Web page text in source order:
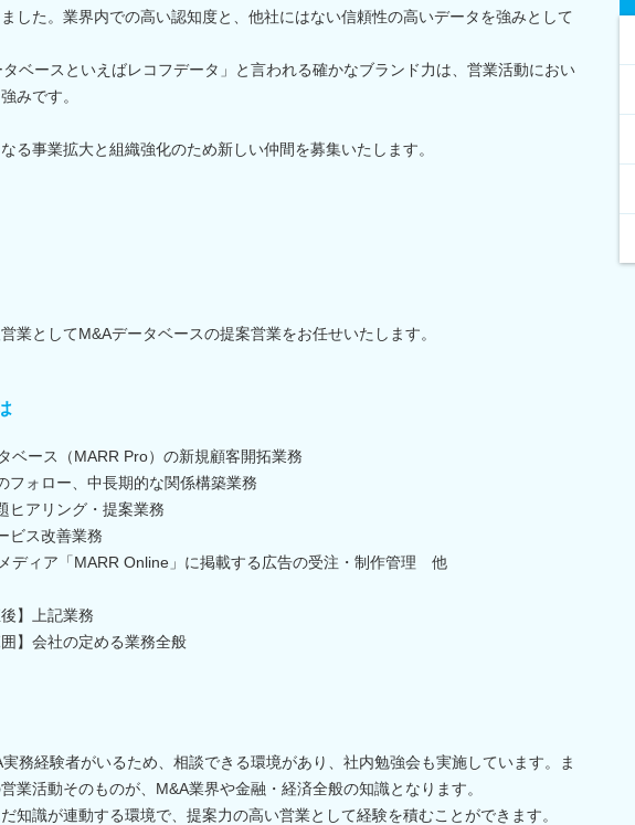
した。業界内での高い認知度と、他社にはない信頼性の高いデータを強みとして
タベースといえばレコフデータ」と言われる確かなブランド力は、営業活動におい
みです。
る事業拡大と組織強化のため新しい仲間を募集いたします。
業としてM&Aデータベースの提案営業をお任せいたします。
ベース（MARR Pro）の新規顧客開拓業務
フォロー、中長期的な関係構築業務
ヒアリング・提案業務
ビス改善業務
ディア「MARR Online」に掲載する広告の受注・制作管理 他
後】上記業務
囲】会社の定める業務全般
務経験者がいるため、相談できる環境があり、社内勉強会も実施しています。ま
業活動そのものが、M&A業界や金融・経済全般の知識となります。
知識が連動する環境で、提案力の高い営業として経験を積むことができます。